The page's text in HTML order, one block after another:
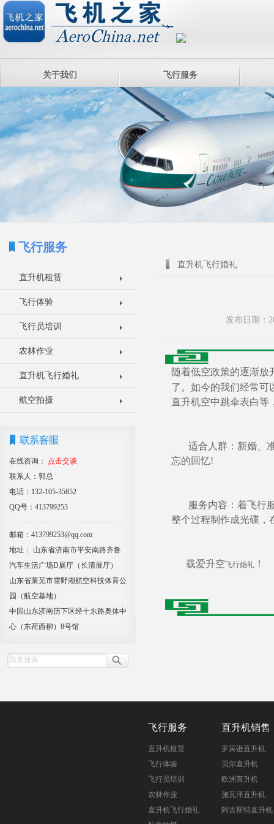
关于我们 飞行服务
飞行服务
直升机租赁
飞行体验
飞行员培训
农林作业
直升机飞行婚礼
航空拍摄
在线咨询：
点击交谈
联系人：郭总
电话：132-105-35852
QQ号：413799253
邮箱：413799253@qq.com
地址： 山东省济南市平安南路齐鲁
汽车生活广场D展厅（长清展厅）
山东省莱芜市雪野湖航空科技体育公
园（航空基地）
中国山东济南历下区经十东路奥体中
心（东荷西柳）8号馆
直升机飞行婚礼
发布日期：
随着低空政策的逐渐放
了。如今的我们经常可
直升机空中跳伞表白等
适合人群：新婚、准
忘的回忆!
服务内容：着飞行服
整个过程制作成光碟，
载爱升空飞行婚礼 ！
飞行服务
直升机租赁
飞行体验
飞行员培训
农林作业
直升机飞行婚礼
直升机销售
罗宾逊直升机
贝尔直升机
欧洲直升机
施瓦泽直升机
阿古斯特直升机